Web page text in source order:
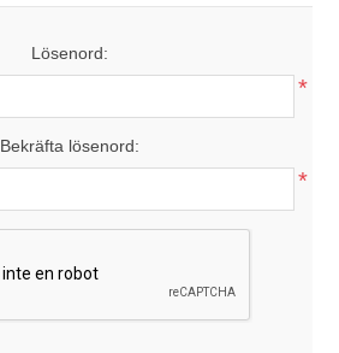
Lösenord:
*
Bekräfta lösenord:
*